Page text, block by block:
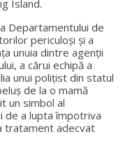
Island.
Departamentului de
periculoşi şi a
unuia dintre agenții
a cărui echipă a
unui poliţist din statul
de la o mamă
un simbol al
de a lupta împotriva
tratament adecvat